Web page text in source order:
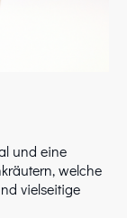
und eine
welche
vielseitige